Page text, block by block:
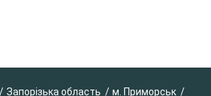
Запорізька область м. Приморськ